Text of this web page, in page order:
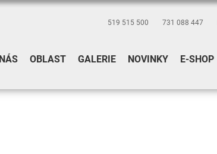
519 515 500 731 088 447
OBLAST GALERIE NOVINKY E-SHOP